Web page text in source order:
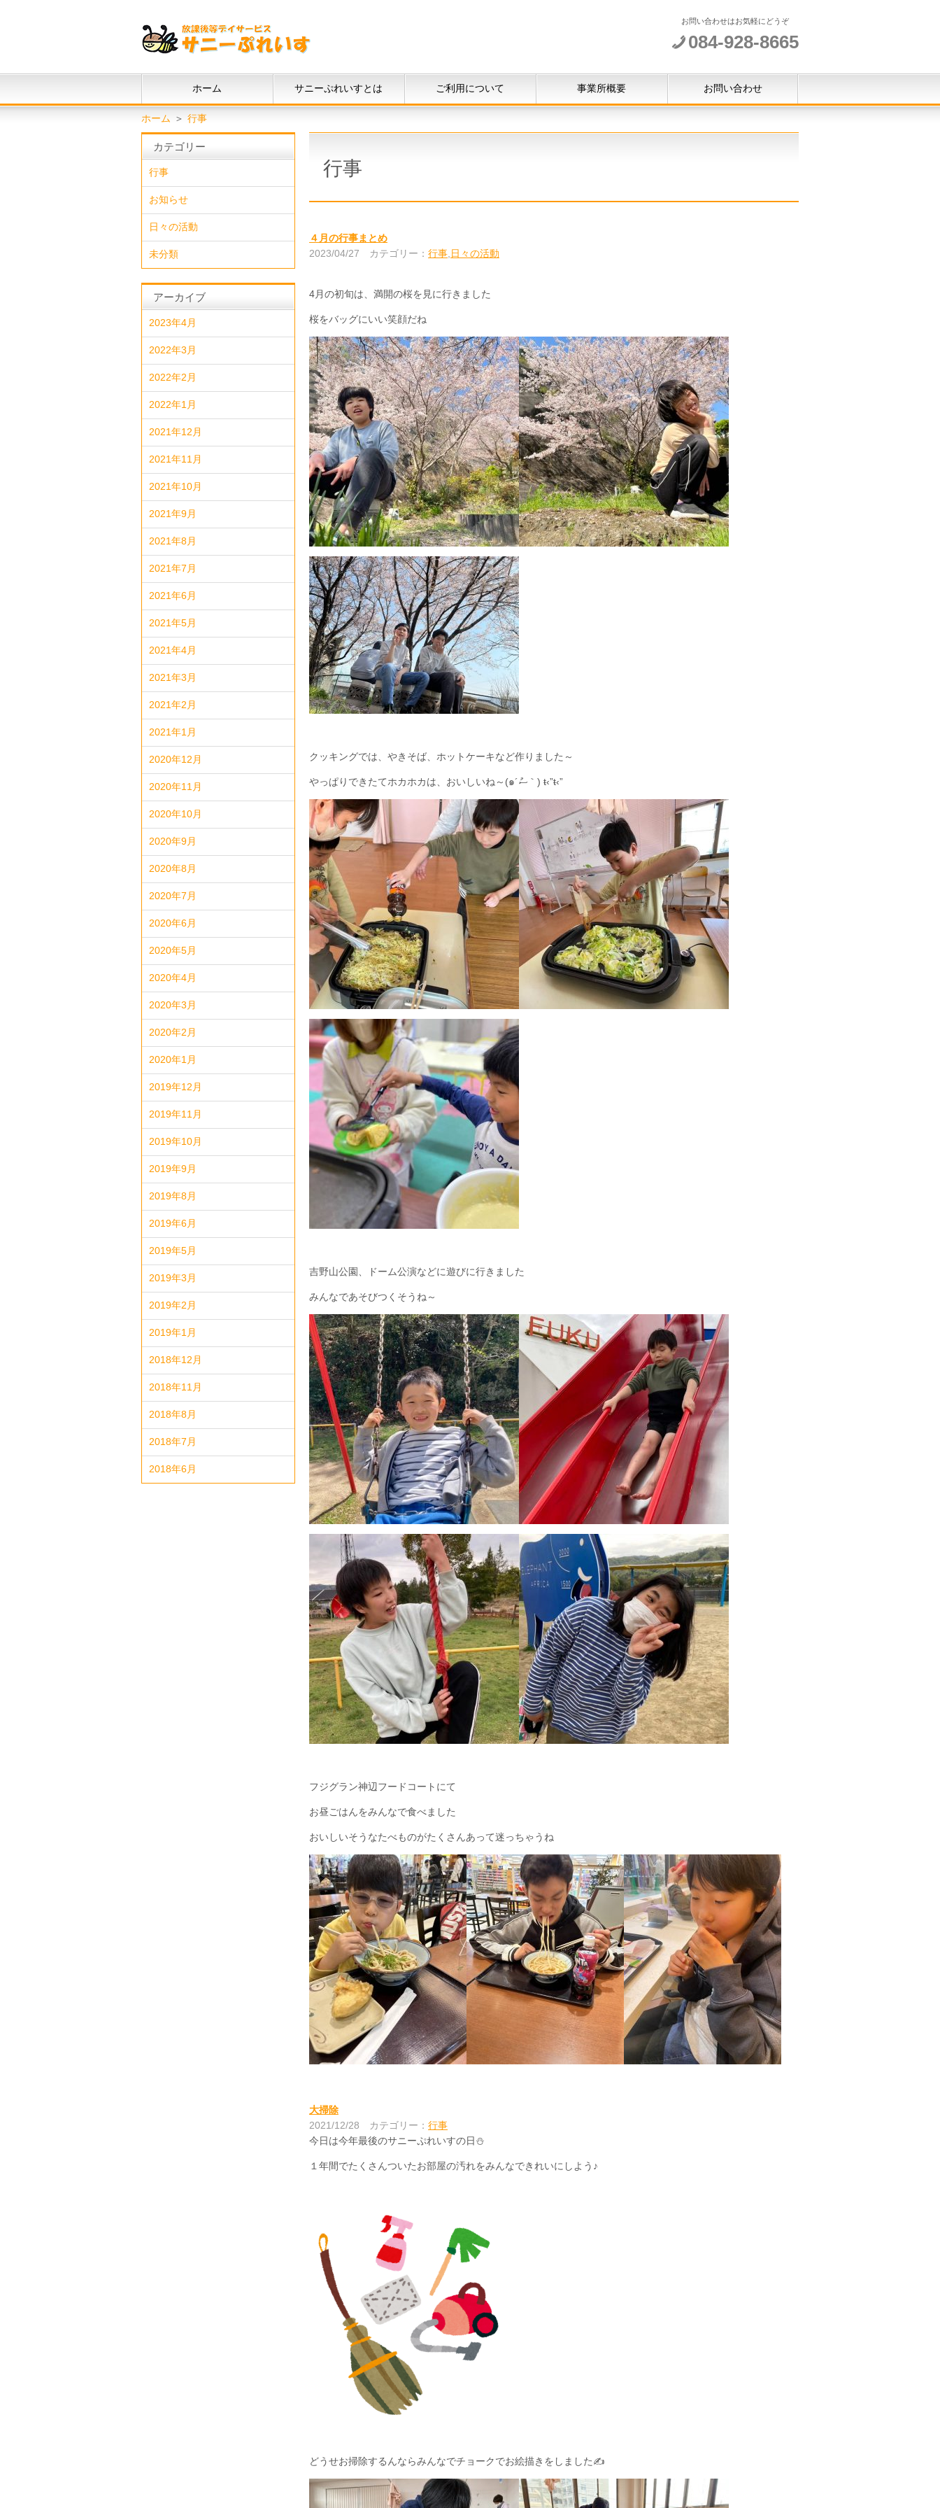
お問い合わせはお気軽にどうぞ
084-928-8665
ホーム サニーぷれいすとは ご利用について 事業所概要 お問い合わせ
ホーム ＞ 行事
行事
４月の行事まとめ
2023/04/27
カテゴリー： 行事 日々の活動
4月の初旬は、満開の桜を見に行きました
桜をバッグにいい笑顔だね
クッキングでは、やきそば、ホットケーキなど作りました～
やっぱりできたてホカホカは、おいしいね～(๑´ސު｀) ŧ‹”ŧ‹”
吉野山公園、ドーム公演などに遊びに行きました
みんなであそびつくそうね～
フジグラン神辺フードコートにて
お昼ごはんをみんなで食べました
おいしいそうなたべものがたくさんあって迷っちゃうね‍
大掃除
2021/12/28
カテゴリー： 行事
今日は今年最後のサニーぷれいすの日⛄
１年間でたくさんついたお部屋の汚れをみんなできれいにしよう♪
どうせお掃除するんならみんなでチョークでお絵描きをしました✍
カテゴリー
行事
お知らせ
日々の活動
未分類
アーカイブ
2023年4月
2022年3月
2022年2月
2022年1月
2021年12月
2021年11月
2021年10月
2021年9月
2021年8月
2021年7月
2021年6月
2021年5月
2021年4月
2021年3月
2021年2月
2021年1月
2020年12月
2020年11月
2020年10月
2020年9月
2020年8月
2020年7月
2020年6月
2020年5月
2020年4月
2020年3月
2020年2月
2020年1月
2019年12月
2019年11月
2019年10月
2019年9月
2019年8月
2019年6月
2019年5月
2019年3月
2019年2月
2019年1月
2018年12月
2018年11月
2018年8月
2018年7月
2018年6月